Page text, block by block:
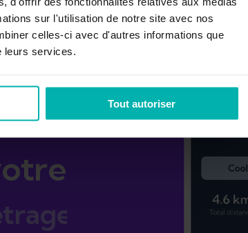
sur l'utilisation de notre site avec nos
celles-ci avec d'autres informations que
leurs services.
Tout autoriser